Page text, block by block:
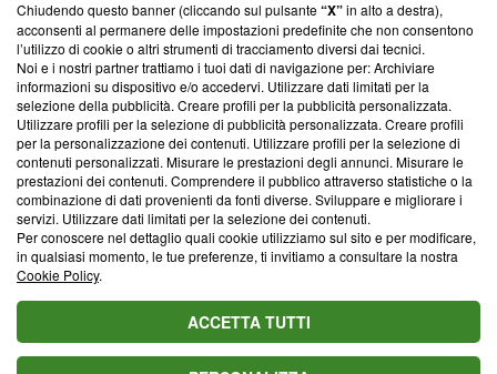
Team editoriale
Corporate
Redazione
Informativa Privacy
Cookie Policy
Blasting SA, IDI CHE-247.845.224, Via Carlo Frasca, 3 - 6900
Lugano (Svizzera) Tel:+39 0690258937
© 2026 Blasting News
Chiudendo questo banner (cliccando sul pulsante“X”in alto a destra),
acconsenti al permanere delle impostazioni predefinite che non consentono
l’utilizzo di cookie o altri strumenti di tracciamento diversi dai tecnici.
Noi e i nostri partner trattiamo i tuoi dati di navigazione per: Archiviare
informazioni su dispositivo e/o accedervi. Utilizzare dati limitati per la
selezione della pubblicità. Creare profili per la pubblicità personalizzata.
Utilizzare profili per la selezione di pubblicità personalizzata. Creare profili
per la personalizzazione dei contenuti. Utilizzare profili per la selezione di
contenuti personalizzati. Misurare le prestazioni degli annunci. Misurare le
prestazioni dei contenuti. Comprendere il pubblico attraverso statistiche o la
combinazione di dati provenienti da fonti diverse. Sviluppare e migliorare i
servizi. Utilizzare dati limitati per la selezione dei contenuti.
Per conoscere nel dettaglio quali cookie utilizziamo sul sito e per modificare,
in qualsiasi momento, le tue preferenze, ti invitiamo a consultare la nostra
Cookie Policy.
ACCETTA TUTTI